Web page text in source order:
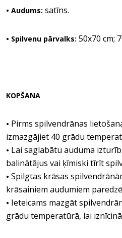
• Audums: satīns.
• Spilvenu pārvalks: 50x70 cm;
KOPŠANA
• Pirms spilvendrānas
izmazgājiet 40 grādu
• Lai saglabātu auduma
balinātājus vai ķīmiski tīrīt
• Spilgtas krāsas
krāsainiem audumiem
• Ieteicams mazgāt
grādu temperatūrā, lai